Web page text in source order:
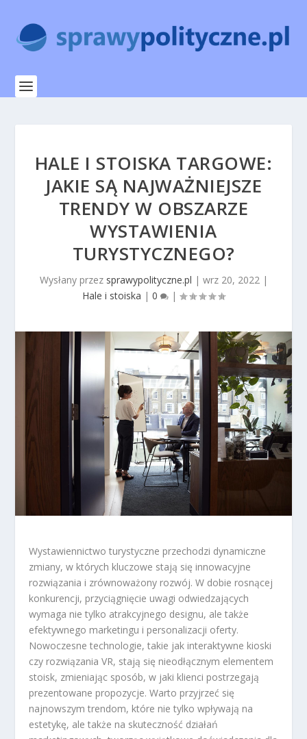
HALE I STOISKA TARGOWE:
JAKIE SĄ NAJWAŻNIEJSZE
TRENDY W OBSZARZE
WYSTAWIENIA
TURYSTYCZNEGO?
Wysłany przez sprawypolityczne.pl | wrz 20, 2022|
Hale i stoiska | 0 |
Wystawiennictwo turystyczne przechodzi dynamiczne
zmiany, w których kluczowe stają się innowacyjne
rozwiązania i zrównoważony rozwój. W dobie rosnącej
konkurencji, przyciągnięcie uwagi odwiedzających
wymaga nie tylko atrakcyjnego designu, ale także
efektywnego marketingu i personalizacji oferty.
Nowoczesne technologie, takie jak interaktywne kioski
czy rozwiązania VR, stają się nieodłącznym elementem
stoisk, zmieniając sposób, w jaki klienci postrzegają
prezentowane propozycje. Warto przyjrzeć się
najnowszym trendom, które nie tylko wpływają na
estetykę, ale także na skuteczność działań